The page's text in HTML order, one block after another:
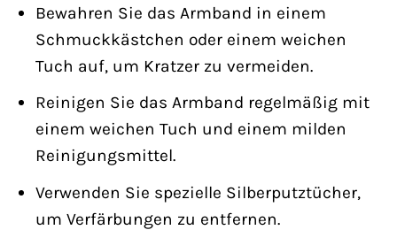
Bewahren Sie das Armband in einem
Schmuckkästchen oder einem weichen
Tuch auf, um Kratzer zu vermeiden.
Reinigen Sie das Armband regelmäßig mit
einem weichen Tuch und einem milden
Reinigungsmittel.
Verwenden Sie spezielle Silberputztücher,
um Verfärbungen zu entfernen.